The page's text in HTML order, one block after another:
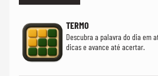
TERMO
Descubra a palavra do dia em
dicas e avance até acertar.